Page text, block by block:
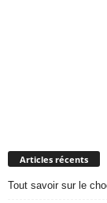
Articles récents
Tout savoir sur le